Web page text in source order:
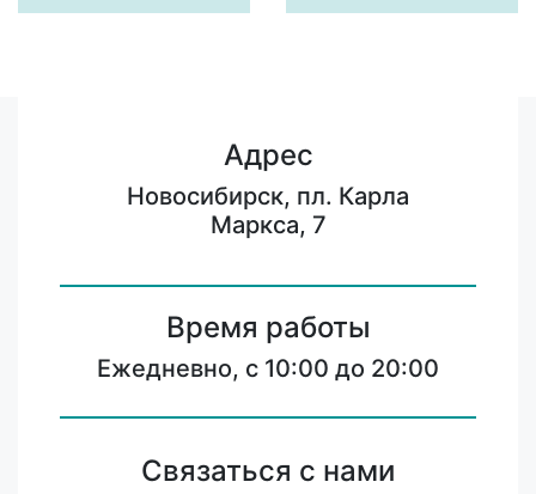
Адрес
Новосибирск, пл. Карла
Маркса, 7
Время работы
Ежедневно, с 10:00 до 20:00
Связаться с нами